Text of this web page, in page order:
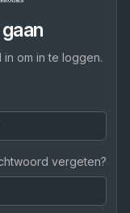
om in te loggen.
vergeten?